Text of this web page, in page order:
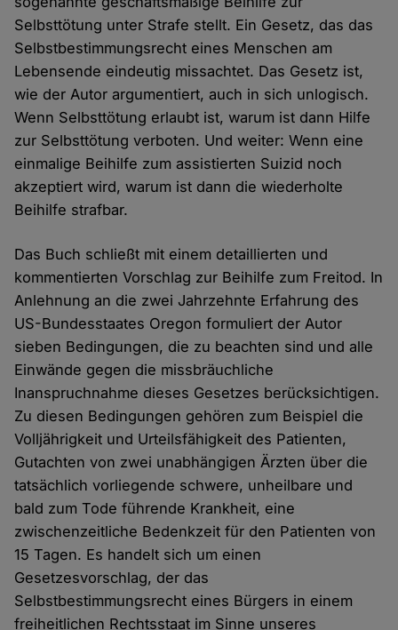
Selbsttötung unter Strafe stellt. Ein Gesetz, das das
Selbstbestimmungsrecht eines Menschen am
Lebensende eindeutig missachtet. Das Gesetz ist,
wie der Autor argumentiert, auch in sich unlogisch.
Wenn Selbsttötung erlaubt ist, warum ist dann Hilfe
zur Selbsttötung verboten. Und weiter: Wenn eine
einmalige Beihilfe zum assistierten Suizid noch
akzeptiert wird, warum ist dann die wiederholte
Beihilfe strafbar.
Das Buch schließt mit einem detaillierten und
kommentierten Vorschlag zur Beihilfe zum Freitod. In
Anlehnung an die zwei Jahrzehnte Erfahrung des
US-Bundesstaates Oregon formuliert der Autor
sieben Bedingungen, die zu beachten sind und alle
Einwände gegen die missbräuchliche
Inanspruchnahme dieses Gesetzes berücksichtigen.
Zu diesen Bedingungen gehören zum Beispiel die
Volljährigkeit und Urteilsfähigkeit des Patienten,
Gutachten von zwei unabhängigen Ärzten über die
tatsächlich vorliegende schwere, unheilbare und
bald zum Tode führende Krankheit, eine
zwischenzeitliche Bedenkzeit für den Patienten von
15 Tagen. Es handelt sich um einen
Gesetzesvorschlag, der das
Selbstbestimmungsrecht eines Bürgers in einem
freiheitlichen Rechtsstaat im Sinne unseres